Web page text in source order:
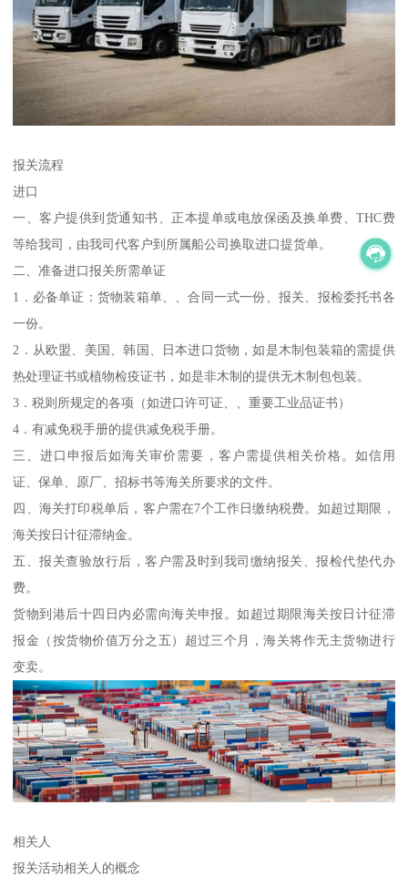
报关流程
进口
一、客户提供到货通知书、正本提单或电放保函及换单费、THC费
等给我司，由我司代客户到所属船公司换取进口提货单。
二、准备进口报关所需单证
1．必备单证：货物装箱单、、合同一式一份、报关、报检委托书各
一份。
2．从欧盟、美国、韩国、日本进口货物，如是木制包装箱的需提供
热处理证书或植物检疫证书，如是非木制的提供无木制包包装。
3．税则所规定的各项（如进口许可证、、重要工业品证书）
4．有减免税手册的提供减免税手册。
三、进口申报后如海关审价需要，客户需提供相关价格。如信用
证、保单、原厂、招标书等海关所要求的文件。
四、海关打印税单后，客户需在7个工作日缴纳税费。如超过期限，
海关按日计征滞纳金。
五、报关查验放行后，客户需及时到我司缴纳报关、报检代垫代办
费。
货物到港后十四日内必需向海关申报。如超过期限海关按日计征滞
报金（按货物价值万分之五）超过三个月，海关将作无主货物进行
变卖。
相关人
报关活动相关人的概念